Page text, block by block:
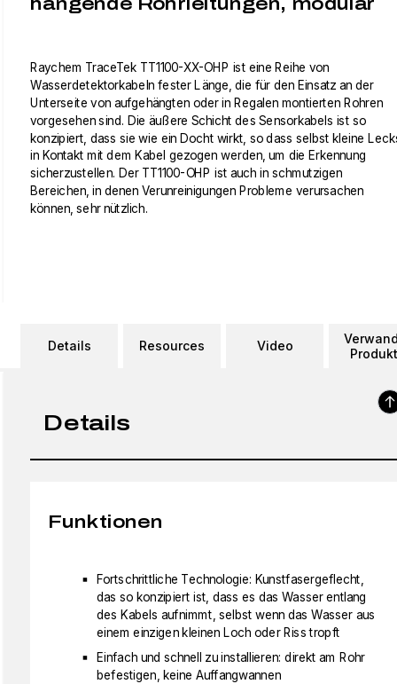
hängende Rohrleitungen, modular
Raychem TraceTek TT1100-XX-OHP ist eine Reihe von
Wasserdetektorkabeln fester Länge, die für den Einsatz an der
Unterseite von aufgehängten oder in Regalen montierten Rohren
vorgesehen sind. Die äußere Schicht des Sensorkabels ist so
konzipiert, dass sie wie ein Docht wirkt, so dass selbst kleine
in Kontakt mit dem Kabel gezogen werden, um die Erkennung
sicherzustellen. Der TT1100-OHP ist auch in schmutzigen
Bereichen, in denen Verunreinigungen Probleme verursachen
können, sehr nützlich.
Details Resources Video
Details
Funktionen
Fortschrittliche Technologie: Kunstfasergeflecht,
das so konzipiert ist, dass es das Wasser entlang
des Kabels aufnimmt, selbst wenn das Wasser aus
einem einzigen kleinen Loch oder Riss tropft
Einfach und schnell zu installieren: direkt am Rohr
befestigen, keine Auffangwannen